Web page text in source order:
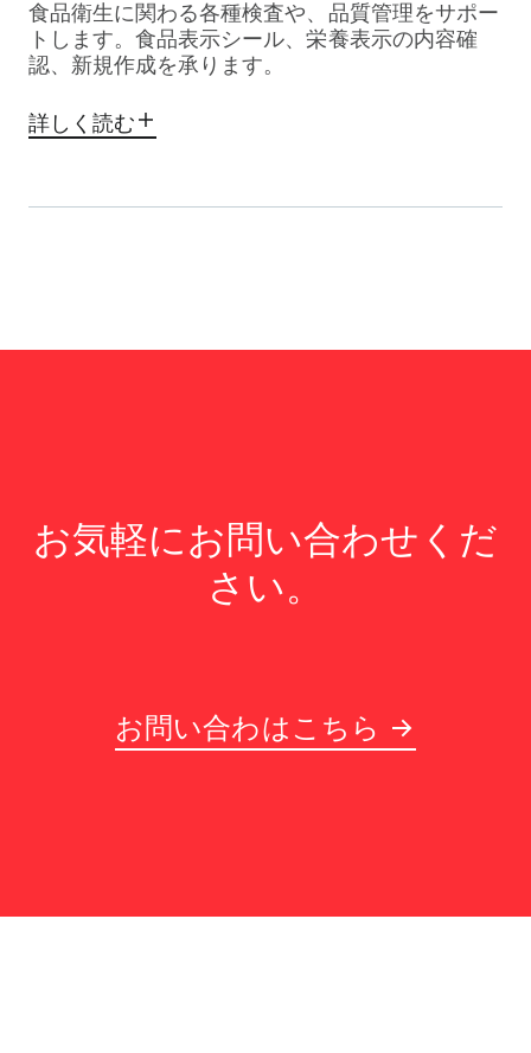
食品衛生に関わる各種検査や、品質管理をサポー
トします。食品表示シール、栄養表示の内容確
認、新規作成を承ります。
詳しく読む
お気軽にお問い合わせくだ
さい。
お問い合わはこちら